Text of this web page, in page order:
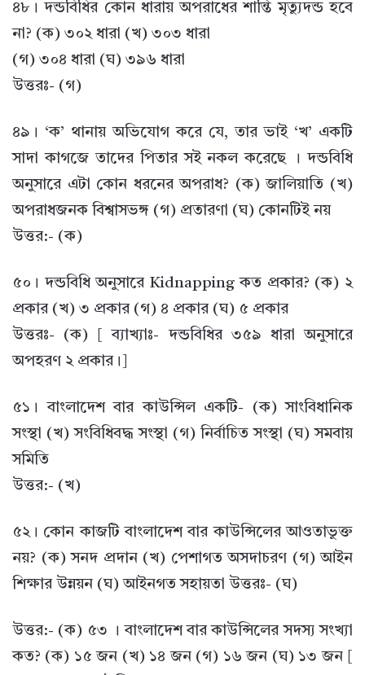
৪৮। দন্ডবিধির কোন ধারায় অপরাধের শান্তি মৃত্যুদন্ড হবে
না? (ক) ৩০২ ধারা (খ) ৩০৩ ধারা
(গ) ৩০৪ ধারা (ঘ) ৩৯৬ ধারা
উত্তরঃ- (গ)
৪৯। ‘ক’ থানায় অভিযোগ করে যে, তার ভাই ‘খ’ একটি
সাদা কাগজে তাদের পিতার সই নকল করেছে । দন্ডবিধি
অনুসারে এটা কোন ধরনের অপরাধ? (ক) জালিয়াতি (খ)
অপরাধজনক বিশ্বাসভঙ্গ (গ) প্রতারণা (ঘ) কোনটিই নয়
উত্তর:- (ক)
৫০। দন্ডবিধি অনুসারে Kidnapping কত প্রকার? (ক) ২
প্রকার (খ) ৩ প্রকার (গ) ৪ প্রকার (ঘ) ৫ প্রকার
উত্তরঃ- (ক) [ ব্যাখ্যাঃ- দন্ডবিধির ৩৫৯ ধারা অনুসারে
অপহরণ ২ প্রকার।]
৫১। বাংলাদেশ বার কাউন্সিল একটি- (ক) সাংবিধানিক
সংস্থা (খ) সংবিধিবদ্ধ সংস্থা (গ) নির্বাচিত সংস্থা (ঘ) সমবায়
সমিতি
উত্তর:- (খ)
৫২। কোন কাজটি বাংলাদেশ বার কাউন্সিলের আওতাভুক্ত
নয়? (ক) সনদ প্রদান (খ) পেশাগত অসদাচরণ (গ) আইন
শিক্ষার উন্নয়ন (ঘ) আইনগত সহায়তা উত্তরঃ- (ঘ)
উত্তর:- (ক) ৫৩ । বাংলাদেশ বার কাউন্সিলের সদস্য সংখ্যা
কত? (ক) ১৫ জন (খ) ১৪ জন (গ) ১৬ জন (ঘ) ১৩ জন [